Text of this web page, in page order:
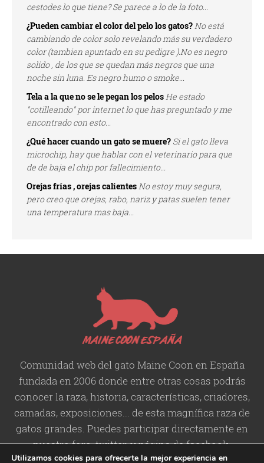
cestodes lo que tiene? Se parece a lo de la foto...
¿Pueden cambiar el color del pelo los gatos?No está
cambiando de color solo revelando más su verdadero
color (tambien apuntado en su pedigre ).No es negro
solido , de los que se quedan más negros que una
noche sin luna. Es negro humo o smoke...
Tela a la que no se le pegan los pelosHe estado
"cotilleando" por internet lo que has preguntado y me
encontrado con esto...
¿Qué hacer cuando un gato se muere? Si el gato lleva
microchip, hay que hablar con el veterinario para que
de de baja el chip por fallecimiento...
Orejas frías , orejas calientesNo estoy muy segura,
pero creo que orejas, rabo, nariz y patas suelen tener
una temperatura mas baja...
Comunidad web del gato Maine Coon en España
fundada en 2006 donde entre otras cosas podrás
conocer la raza, historia,características, criadores,
camadas, exposiciones... de esta magnífica raza de
gatos grandes. Puedes participar directamente en
nuestro foro, twitter, y página de facebook.
Utilizamos cookies para ofrecerte la mejor experiencia en